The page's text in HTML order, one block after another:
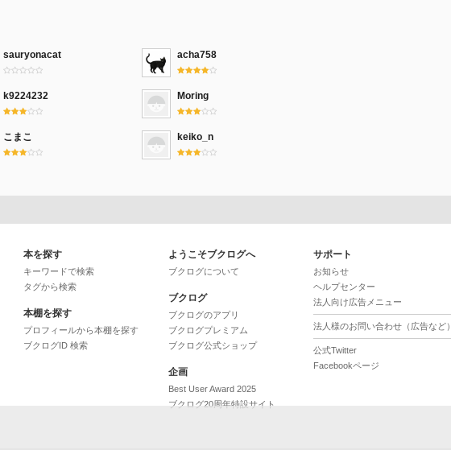
sauryonacat acha758
k9224232 Moring
こまこ keiko_n
本を探す
キーワードで検索
タグから検索
本棚を探す
プロフィールから本棚を探す
ブクログID 検索
ようこそブクログへ
ブクログについて
ブクログ
ブクログのアプリ
ブクログプレミアム
ブクログ公式ショップ
企画
Best User Award 2025
ブクログ20周年特設サイト
サポート
お知らせ
ヘルプセンター
法人向け広告メニュー
法人様のお問い合わせ（広告など）
公式Twitter
Facebookページ